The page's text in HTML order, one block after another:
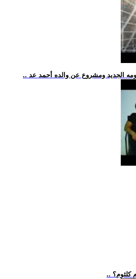
الجديد ومشروع عن والده أحمد عد
كلثوم؟